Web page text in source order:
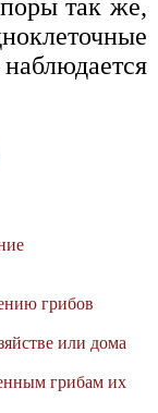
так же,
грибов
или дома
грибам их